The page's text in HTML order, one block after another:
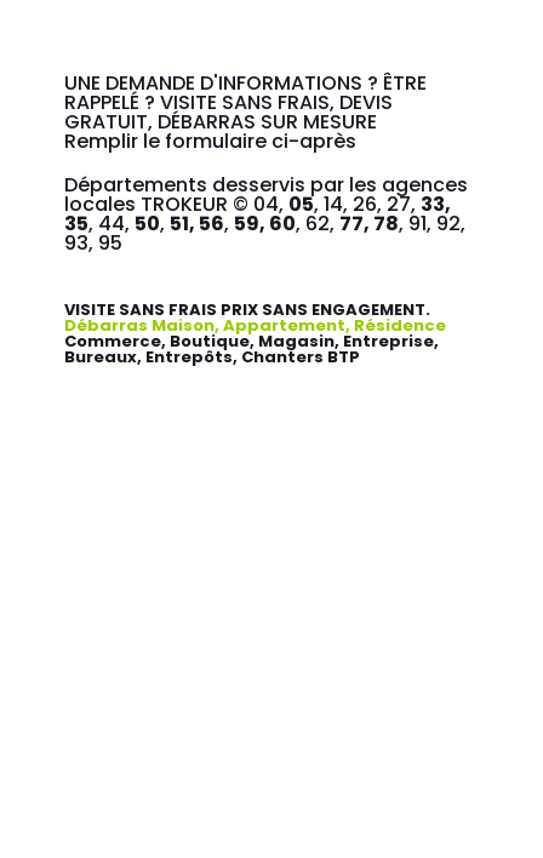
UNE DEMANDE D'INFORMATIONS ? ÊTRE
RAPPELÉ ? VISITE SANS FRAIS, DEVIS
GRATUIT, DÉBARRAS SUR MESURE
Remplir le formulaire ci-après
Départements desservis par les agences
locales TROKEUR © 04, 05, 14, 26, 27, 33,
35, 44, 50, 51, 56, 59, 60, 62, 77, 78, 91, 92,
93, 95
VISITE SANS FRAIS PRIX SANS ENGAGEMENT.
Débarras Maison, Appartement, Résidence
Commerce, Boutique, Magasin, Entreprise,
Bureaux, Entrepôts, Chanters BTP